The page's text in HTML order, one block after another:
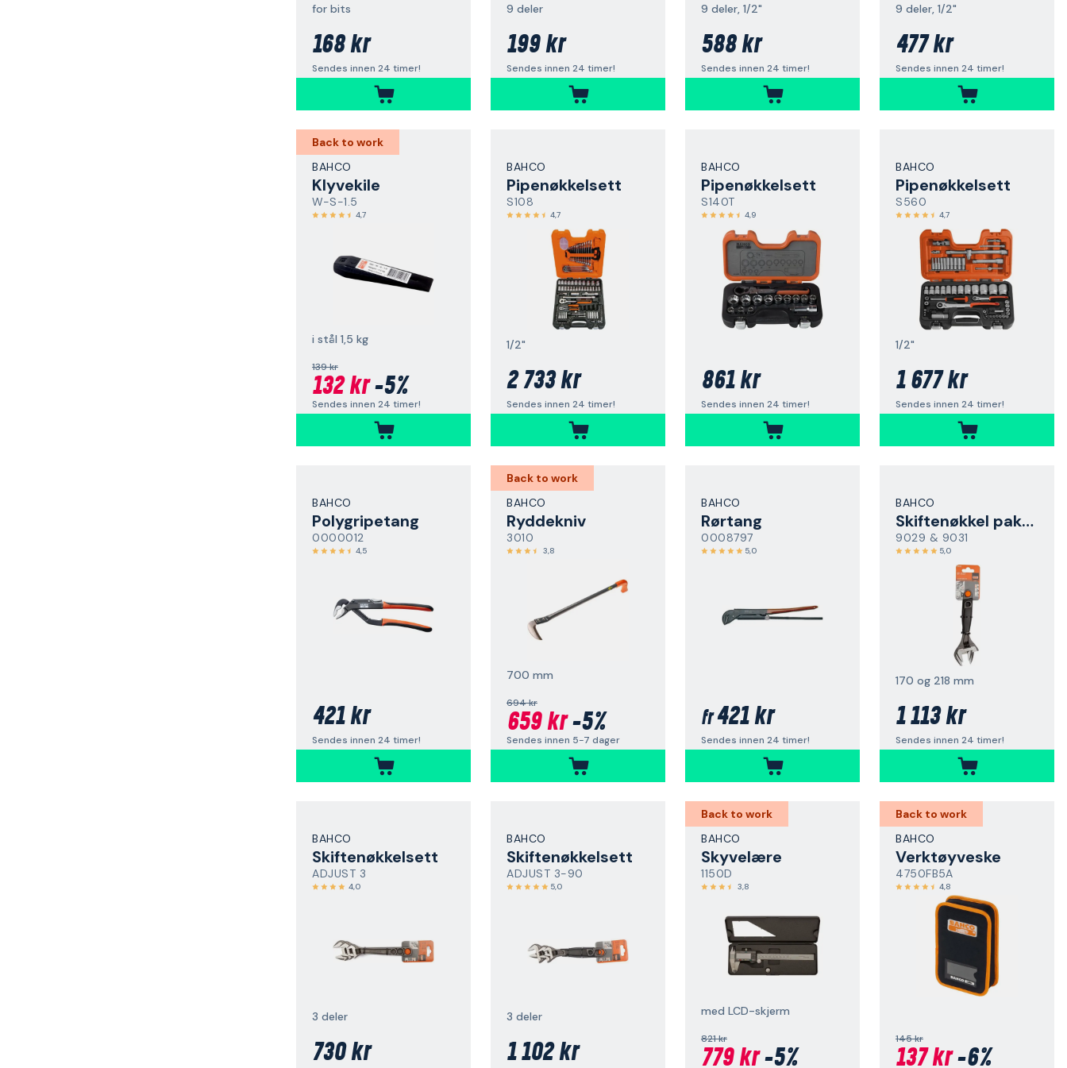
for bits
168 kr
Sendes innen 24 timer!
9 deler
199 kr
Sendes innen 24 timer!
9 deler, 1/2"
588 kr
Sendes innen 24 timer!
9 deler, 1/2"
477 kr
Sendes innen 24 timer!
Back to work
BAHCO
Klyvekile
W-S-1.5
4,7
i stål 1,5 kg
139 kr
132 kr-5%
Sendes innen 24 timer!
BAHCO
Pipenøkkelsett
S108
4,7
1/2"
2 733 kr
Sendes innen 24 timer!
BAHCO
Pipenøkkelsett
S140T
4,9
861 kr
Sendes innen 24 timer!
BAHCO
Pipenøkkelsett
S560
4,7
1/2"
1 677 kr
Sendes innen 24 timer!
BAHCO
Polygripetang
0000012
4,5
421 kr
Sendes innen 24 timer!
Back to work
BAHCO
Ryddekniv
3010
3,8
700 mm
694 kr
659 kr-5%
Sendes innen 5-7 dager
BAHCO
Rørtang
0008797
5,0
fr421 kr
Sendes innen 24 timer!
BAHCO
Skiftenøkkel pakke
9029 & 9031
5,0
170 og 218 mm
1 113 kr
Sendes innen 24 timer!
BAHCO
Skiftenøkkelsett
ADJUST 3
4,0
3 deler
730 kr
BAHCO
Skiftenøkkelsett
ADJUST 3-90
5,0
3 deler
1 102 kr
Back to work
BAHCO
Skyvelære
1150D
3,8
med LCD-skjerm
821 kr
779 kr-5%
Back to work
BAHCO
Verktøyveske
4750FB5A
4,8
145 kr
137 kr-6%